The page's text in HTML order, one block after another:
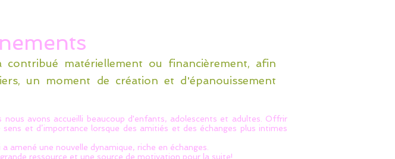
contribué matériellement ou financièrement, afin
un moment de création et d'épanouissement
avons accueilli beaucoup d'enfants, adolescents et adultes. Offrir
et d’importance lorsque des amitiés et des échanges plus intimes
amené une nouvelle dynamique, riche en échanges.
ressource et une source de motivation pour la suite!